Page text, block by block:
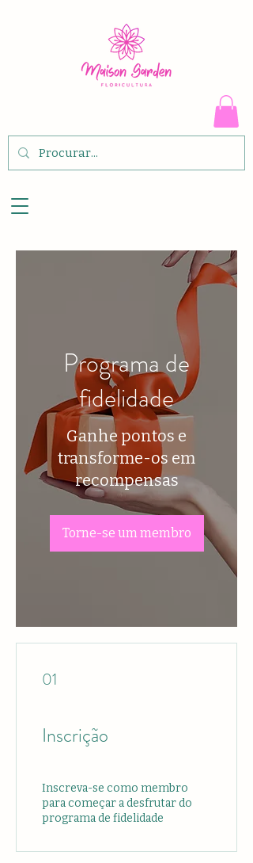
Programa de
fidelidade
Ganhe pontos e
transforme-os em
recompensas
Torne-se um membro
01
Inscrição
Inscreva-se como membro
para começar a desfrutar do
programa de fidelidade